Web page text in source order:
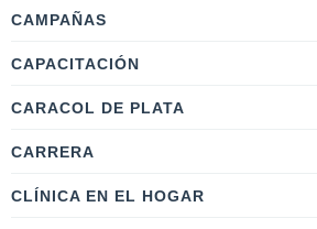
CAMPAÑAS
CAPACITACIÓN
CARACOL DE PLATA
CARRERA
CLÍNICA EN EL HOGAR